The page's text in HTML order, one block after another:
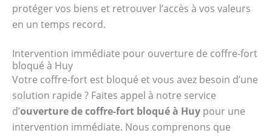
protéger vos biens et retrouver l’accès à vos valeurs
en un temps record.
Intervention immédiate pour ouverture de coffre-fort
bloqué à Huy
Votre coffre-fort est bloqué et vous avez besoin d’une
solution rapide ? Faites appel à notre service
d’ouverture de coffre-fort bloqué à Huy pour une
intervention immédiate. Nous comprenons que